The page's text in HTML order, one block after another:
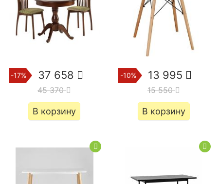
-17% 37 658
45 370
В корзину
-10% 13 995
15 550
В корзину